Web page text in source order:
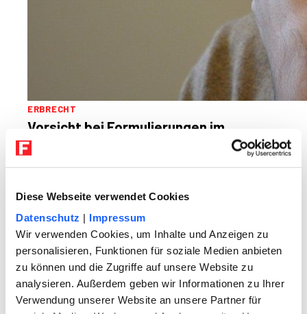
Diese Webseite verwendet Cookies
Datenschutz | Impressum
Wir verwenden Cookies, um Inhalte und Anzeigen zu
personalisieren, Funktionen für soziale Medien anbieten
zu können und die Zugriffe auf unsere Website zu
analysieren. Außerdem geben wir Informationen zu Ihrer
Verwendung unserer Website an unsere Partner für
ERBRECHT
Vorsicht bei Formulierungen im
Testament
auf die richtige Form an. Auch auf die
genaue Formulierung des letzten Willen
kommt es an. Wichtig ist es vor allem,
dass der Erblasser sich
unmissverständlich ausdrückt.